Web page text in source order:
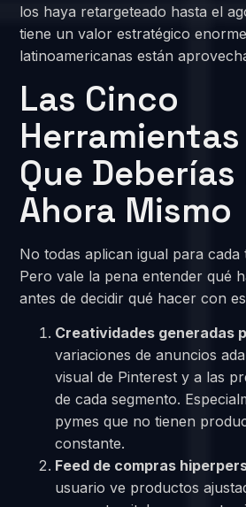
los haya retargeteado hasta el
tiene un valor estratégico
latinoamericanas están
Las Cinco
Que
Ahora Mismo
No todas aplican igual para cada
Pero vale la pena entender qué
antes de decidir qué hacer con
Creatividades generadas
variaciones de anuncios
visual de Pinterest y a las
de cada segmento.
pymes que no tienen
constante.
Feed de compras
usuario ve productos